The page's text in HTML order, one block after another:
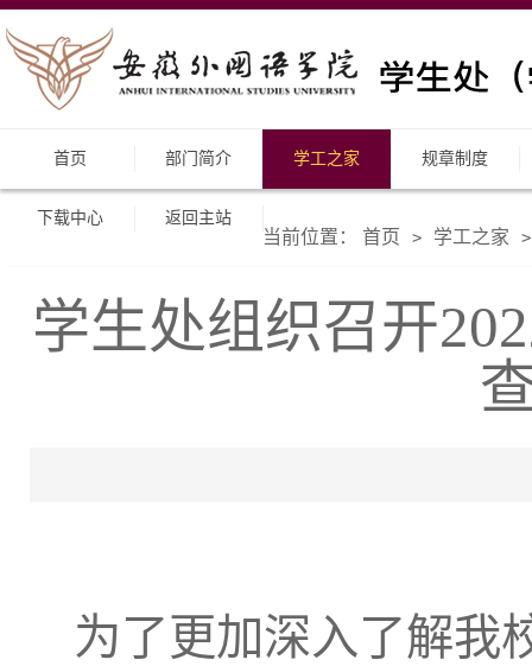
首页 部门简介 学工之家 规章制度
下载中心 返回主站
当前位置： 首页 > 学工之家 >
学生处组织召开
为了更加深入了解我